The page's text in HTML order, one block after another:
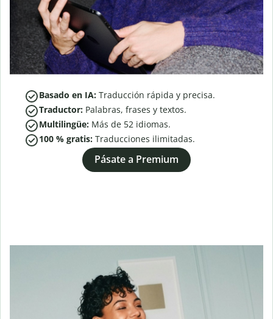
Basado en IA: Traducción rápida y precisa.
Traductor: Palabras, frases y textos.
Multilingüe: Más de 52 idiomas.
100 % gratis: Traducciones ilimitadas.
Pásate a Premium